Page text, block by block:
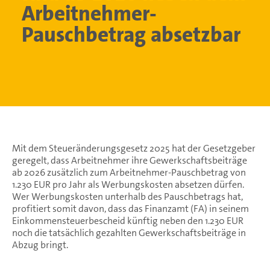
Arbeitnehmer-
Pauschbetrag absetzbar
Mit dem Steueränderungsgesetz 2025 hat der Gesetzgeber
geregelt, dass Arbeitnehmer ihre Gewerkschaftsbeiträge
ab 2026 zusätzlich zum Arbeitnehmer-Pauschbetrag von
1.230 EUR pro Jahr als Werbungskosten absetzen dürfen.
Wer Werbungskosten unterhalb des Pauschbetrags hat,
profitiert somit davon, dass das Finanzamt (FA) in seinem
Einkommensteuerbescheid künftig neben den 1.230 EUR
noch die tatsächlich gezahlten Gewerkschaftsbeiträge in
Abzug bringt.